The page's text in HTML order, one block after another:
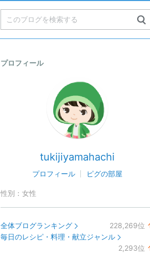
プロフィール
tukijiyamahachi
プロフィール ピグの部屋
性別： 女性
全体ブログランキング 228,269位
毎日のレシピ・料理・献立ジャンル
2,293位